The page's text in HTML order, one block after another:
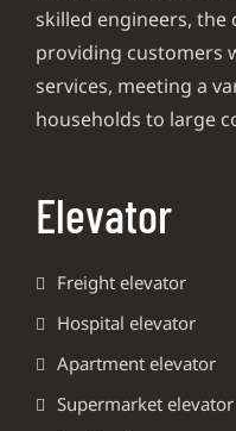
skilled engineers,
providing customers
services, meeting a
households to large
Elevator
Freight elevator
Hospital elevator
Apartment elevator
Supermarket elevator